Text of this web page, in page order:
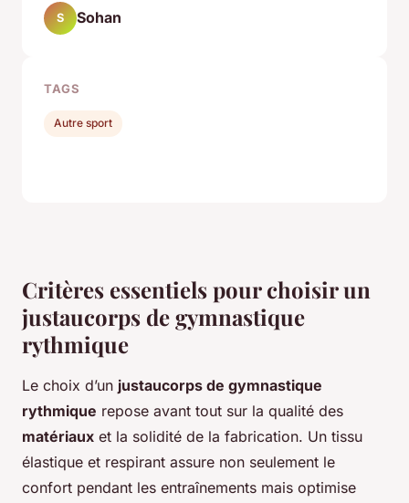
Critères essentiels pour choisir un
justaucorps de gymnastique
rythmique
Le choix d’un justaucorps de gymnastique
rythmique repose avant tout sur la qualité des
matériaux et la solidité de la fabrication. Un tissu
élastique et respirant assure non seulement le
confort pendant les entraînements mais optimise
S Sohan
TAGS
Autre sport